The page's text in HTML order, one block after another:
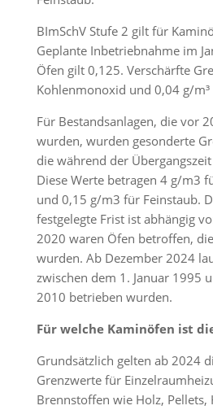
BImSchV Stufe 2 gilt für
Geplante Inbetriebnahme im
Öfen gilt 0,125. Verschärfte
Kohlenmonoxid und 0,04 g/m³
Für Bestandsanlagen, die vor
wurden, wurden gesonderte
die während der
Diese Werte betragen 4 g/m3
und 0,15 g/m3 für Feinstaub.
festgelegte Frist ist abhängig
2020 waren Öfen betroffen,
wurden. Ab Dezember 2024
zwischen dem 1. Januar 1995
2010 betrieben wurden.
Für welche Kaminöfen ist
Grundsätzlich gelten ab 2024
Grenzwerte für
Brennstoffen wie Holz, Pellets,